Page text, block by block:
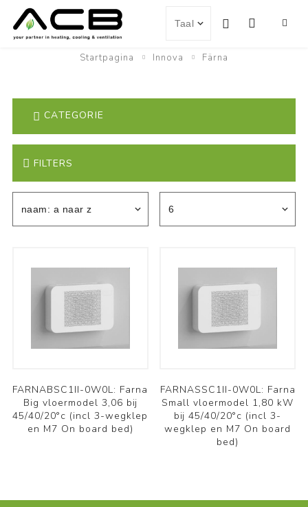
Startpagina Innova Färna
FILTERS
FARNABSC1II-0W0L: Farna
Big vloermodel 3,06 bij
45/40/20°c (incl 3-wegklep
en M7 On board bed)
FARNASSC1II-0W0L: Farna
Small vloermodel 1,80 kW
bij 45/40/20°c (incl 3-
wegklep en M7 On board
bed)
CATEGORIE